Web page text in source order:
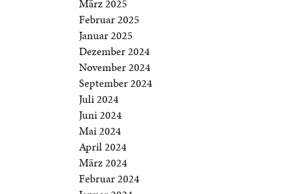
März 2025
Februar 2025
Januar 2025
Dezember 2024
November 2024
September 2024
Juli 2024
Juni 2024
Mai 2024
April 2024
März 2024
Februar 2024